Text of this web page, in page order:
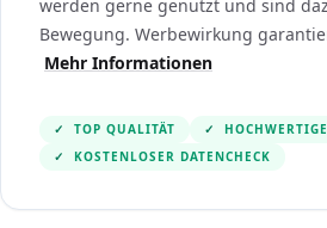
werden gerne genutzt und sind
Bewegung. Werbewirkung
Mehr Informationen
✓ TOP QUALITÄT ✓
✓
KOSTENLOSER DATENCHECK